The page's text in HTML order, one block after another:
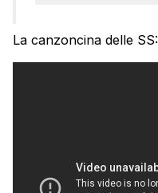
La canzoncina delle SS: